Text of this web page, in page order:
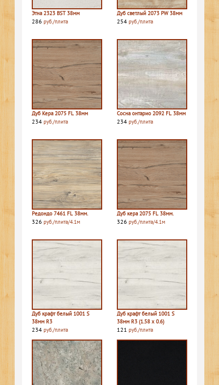
Этна 2323 BST 38мм
286 руб./плита
Дуб светлый 2073 PW 38мм
254 руб./плита
Дуб Кера 2075 FL 38мм
234 руб./плита
Сосна онтарио 2092 FL 38мм
234 руб./плита
Редондо 7461 FL 38мм.
326 руб./плита/4.1м
Дуб кера 2075 FL 38мм.
326 руб./плита/4.1м
Дуб крафт белый 1001 S
38мм R3
234 руб./плита
Дуб крафт белый 1001 S
38мм R3 (1.58 х 0.6)
121 руб./плита